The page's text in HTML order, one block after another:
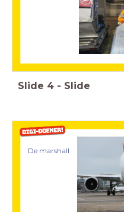
Slide 4 - Slide
De marshall